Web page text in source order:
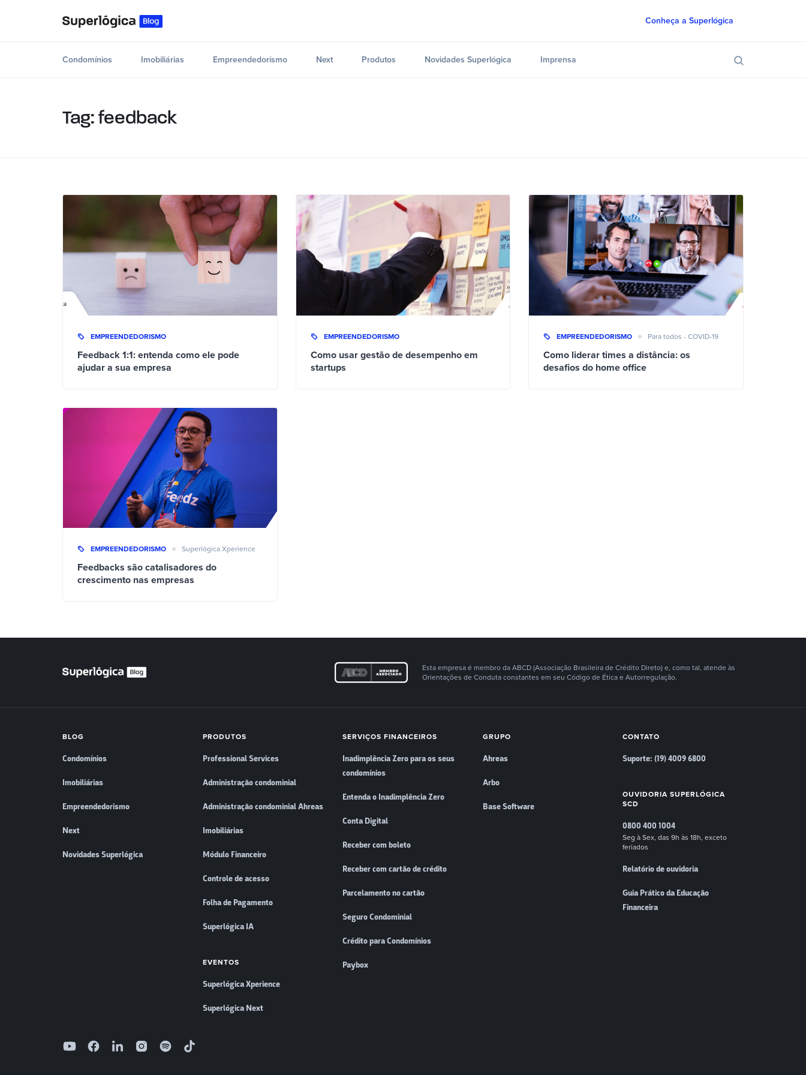
Conheça a Superlógica
Condomínios Imobiliárias Empreendedorismo Next Produtos Novidades Superlógica Imprensa
Tag: feedback
EMPREENDEDORISMO
Feedback 1:1: entenda como ele pode
ajudar a sua empresa
EMPREENDEDORISMO
Como usar gestão de desempenho em
startups
EMPREENDEDORISMO Para todos - COVID-19
Como liderar times a distância: os
desafios do home office
EMPREENDEDORISMO Superlógica Xperience
Feedbacks são catalisadores do
crescimento nas empresas
Esta empresa é membro da ABCD (Associação Brasileira de Crédito Direto) e, como tal, atende às
Orientações de Conduta constantes em seu Código de Ética e Autorregulação.
BLOG
Condomínios
Imobiliárias
Empreendedorismo
Next
Novidades Superlógica
PRODUTOS
Professional Services
Administração condominial
Administração condominial Ahreas
Imobiliárias
Módulo Financeiro
Controle de acesso
Folha de Pagamento
Superlógica IA
EVENTOS
Superlógica Xperience
Superlógica Next
SERVIÇOS FINANCEIROS
Inadimplência Zero para os seus
condomínios
Entenda o Inadimplência Zero
Conta Digital
Receber com boleto
Receber com cartão de crédito
Parcelamento no cartão
Seguro Condominial
Crédito para Condomínios
Paybox
GRUPO
Ahreas
Arbo
Base Software
CONTATO
Suporte: (19) 4009 6800
OUVIDORIA SUPERLÓGICA
SCD
0800 400 1004
Seg à Sex, das 9h às 18h, exceto
feriados
Relatório de ouvidoria
Guia Prático da Educação
Financeira